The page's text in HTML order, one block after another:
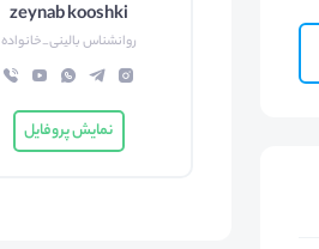
zeynab kooshki
روانشناس بالینی_خانواده
نمایش پروفایل